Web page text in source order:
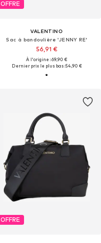
OFFRE
VALENTINO
Sac à bandoulière 'JENNY RE'
56,91 €
À l'origine : 69,90 €
Dernier prix le plus bas :54,90 €
OFFRE